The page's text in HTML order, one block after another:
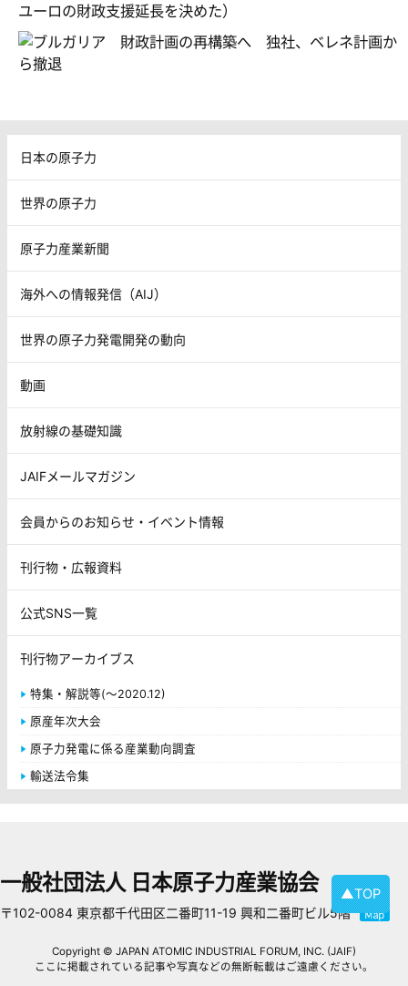
ユーロの財政支援延長を決めた）
日本の原子力
世界の原子力
原子力産業新聞
海外への情報発信（AIJ）
世界の原子力発電開発の動向
動画
放射線の基礎知識
JAIFメールマガジン
会員からのお知らせ・イベント情報
刊行物・広報資料
公式SNS一覧
刊行物アーカイブス
特集・解説等(～2020.12)
原産年次大会
原子力発電に係る産業動向調査
輸送法令集
▲TOP
一般社団法人 日本原子力産業協会
〒102-0084 東京都千代田区二番町11-19 興和二番町ビル5階
Copyright © JAPAN ATOMIC INDUSTRIAL FORUM, INC. (JAIF)
ここに掲載されている記事や写真などの無断転載はご遠慮ください。